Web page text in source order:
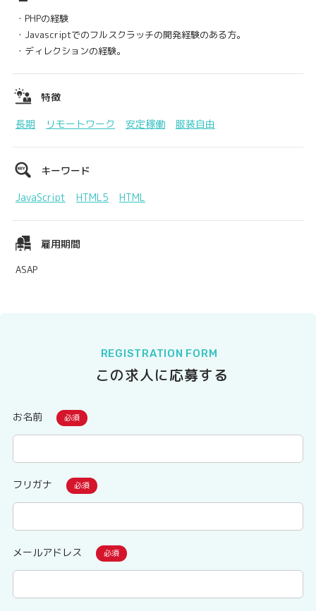
・PHPの経験
・Javascriptでのフルスクラッチの開発経験のある方。
・ディレクションの経験。
特徴
長期
リモートワーク 安定稼働 服装自由
キーワード
JavaScript
HTML5 HTML
雇用期間
ASAP
REGISTRATION FORM
この求人に応募する
お名前
フリガナ
メールアドレス